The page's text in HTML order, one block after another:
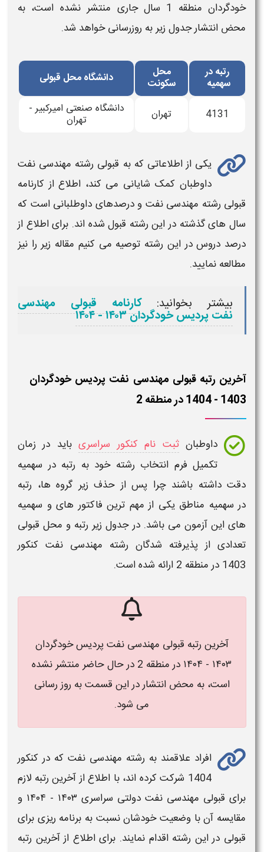
خودگردان
منطقه 1 سال جاری منتشر نشده است، به
محض انتشار جدول زیر به روزرسانی خواهد شد.
رتبه در
سهمیه
محل
سکونت دانشگاه محل قبولی
4131 تهران دانشگاه صنعتی امیرکبیر -
تهران
یکی از اطلاعاتی که به قبولی رشته مهندسی نفت
داوطبان کمک شایانی می کند، اطلاع از کارنامه
قبولی رشته مهندسی نفت و درصدهای داوطلبانی است که
سال های گذشته در این رشته قبول شده اند. برای اطلاع از
درصد دروس در این رشته توصیه می کنیم مقاله زیر را نیز
مطالعه نمایید.
بیشتر بخوانید: کارنامه قبولی مهندسی
نفت پردیس خودگردان ۱۴۰۳ - ۱۴۰۴
آخرین رتبه قبولی مهندسی نفت پردیس خودگردان
1403 - 1404 در منطقه 2
داوطبانثبت نام کنکور سراسریباید در زمان
تکمیل فرم انتخاب رشته خود به رتبهدر سهمیه
دقت داشته باشند چرا پس از حذف زیر گروه ها، رتبه
در سهمیه مناطق یکی از مهم ترین فاکتور های و سهمیه
های این آزمون می باشد. در جدول زیررتبه و محل قبولی
تعدادی از پذیرفته شدگان رشته مهندسی نفت کنکور
1403 درمنطقه 2 ارائه شده است.
آخرین رتبه قبولی مهندسی نفت پردیس خودگردان
۱۴۰۳ - ۱۴۰۴ در منطقه 2 در حال حاضر منتشر نشده
است، به محض انتشار در این قسمت به روز رسانی
می شود.
افراد علاقمند به رشته مهندسی نفت که در کنکور
1404 شرکت کرده اند، با اطلاع ازآخرین رتبه لازم
برای قبولی مهندسی نفت دولتی سراسری ۱۴۰۳ - ۱۴۰۴​
و
مقایسه آن با وضعیت خودشان نسبت به برنامه ریزی برای
قبولی در این رشته اقدام نمایند. برای اطلاع ازآخرین رتبه